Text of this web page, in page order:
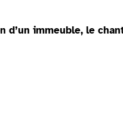
immeuble, le